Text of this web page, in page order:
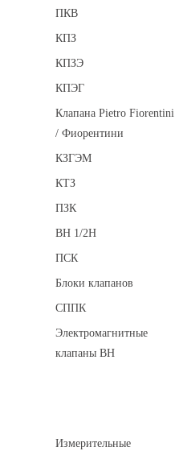
ПКВ
КПЗ
КПЗЭ
КПЭГ
Клапана Pietro Fiorentini
/ Фиорентини
КЗГЭМ
КТЗ
ПЗК
ВН 1/2Н
ПСК
Блоки клапанов
СППК
Электромагнитные
клапаны ВН
Измерительные